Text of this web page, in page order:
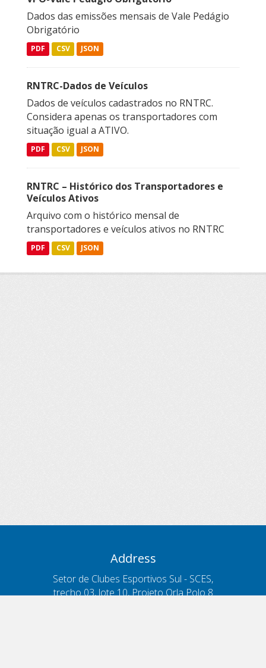
Dados das emissões mensais de Vale Pedágio
Obrigatório
PDF CSV JSON
RNTRC-Dados de Veículos
Dados de veículos cadastrados no RNTRC.
Considera apenas os transportadores com
situação igual a ATIVO.
PDF CSV JSON
RNTRC – Histórico dos Transportadores e
Veículos Ativos
Arquivo com o histórico mensal de
transportadores e veículos ativos no RNTRC
PDF CSV JSON
Address
Setor de Clubes Esportivos Sul - SCES,
trecho 03, lote 10, Projeto Orla Polo 8